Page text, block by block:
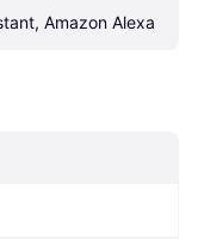
Amazon Alexa